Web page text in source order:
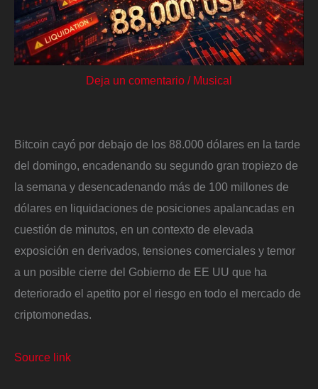
Deja un comentario / Musical
Bitcoin cayó por debajo de los 88.000 dólares en la tarde
del domingo, encadenando su segundo gran tropiezo de
la semana y desencadenando más de 100 millones de
dólares en liquidaciones de posiciones apalancadas en
cuestión de minutos, en un contexto de elevada
exposición en derivados, tensiones comerciales y temor
a un posible cierre del Gobierno de EE UU que ha
deteriorado el apetito por el riesgo en todo el mercado de
criptomonedas.
Source link